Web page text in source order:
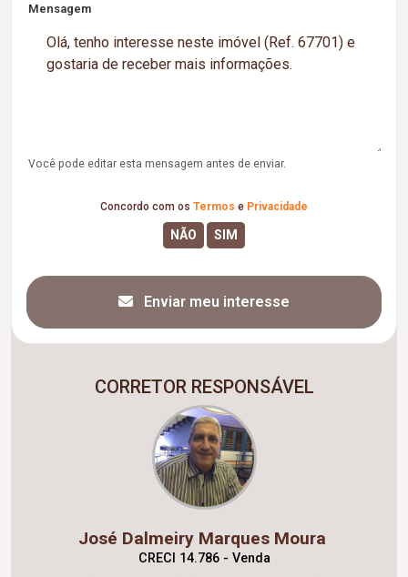
Mensagem
Você pode editar esta mensagem antes de enviar.
Concordo com os Termos e Privacidade
Enviar meu interesse
CORRETOR RESPONSÁVEL
José Dalmeiry Marques Moura
CRECI 14.786 - Venda